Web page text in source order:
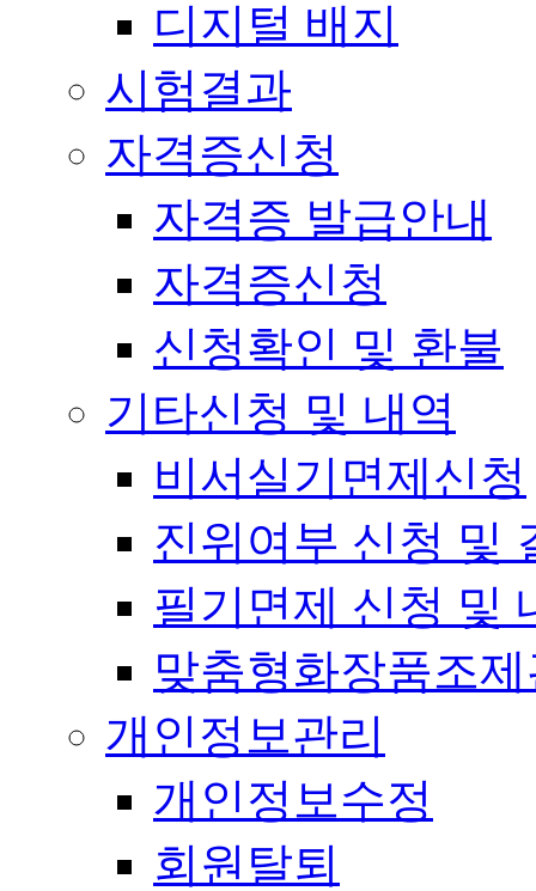
디지털 배지
시험결과
자격증신청
자격증 발급안내
자격증신청
신청확인 및 환불
기타신청 및 내역
비서실기면제신청
진위여부 신청 및
필기면제 신청 및
맞춤형화장품조
개인정보관리
개인정보수정
회원탈퇴